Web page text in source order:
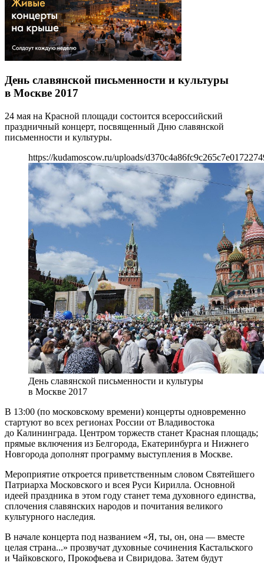
День славянской письменности и культуры
в Москве 2017
24 мая на Красной площади состоится всероссийский
праздничный концерт, посвященный Дню славянской
письменности и культуры.
https://kudamoscow.ru/uploads/
День славянской письменности и культуры
в Москве 2017
В 13:00 (по московскому времени) концерты одновременно
стартуют во всех регионах России от Владивостока
до Калининграда. Центром торжеств станет Красная площадь;
прямые включения из Белгорода, Екатеринбурга и Нижнего
Новгорода дополнят программу выступления в Москве.
Мероприятие откроется приветственным словом Святейшего
Патриарха Московского и всея Руси Кирилла. Основной
идеей праздника в этом году станет тема духовного единства,
сплочения славянских народов и почитания великого
культурного наследия.
В начале концерта под названием «Я, ты, он, она — вместе
целая страна...» прозвучат духовные сочинения Кастальского
и Чайковского, Прокофьева и Свиридова. Затем будут